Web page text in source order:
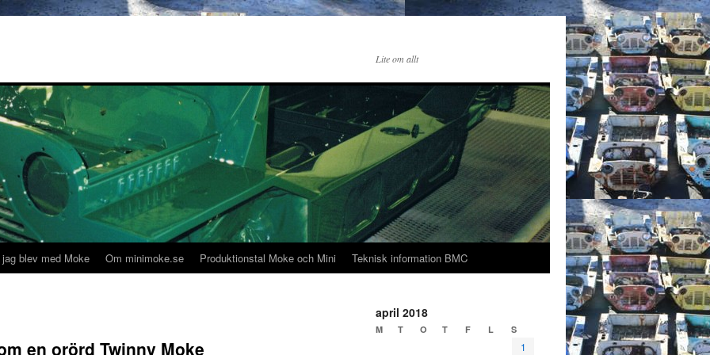
Lite om allt
jag blev med Moke Om minimoke.se Produktionstal Moke och Mini Teknisk information BMC
en orörd Twinny Moke
april 2018
M T O T F L S
1